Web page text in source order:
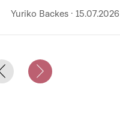
Yuriko Backes · 15.07.2026
Previous slide
Next slide